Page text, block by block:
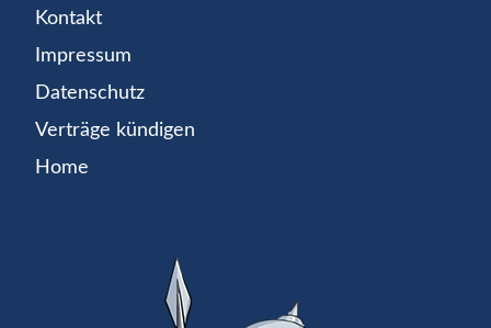
Kontakt
Impressum
Datenschutz
Verträge kündigen
Home